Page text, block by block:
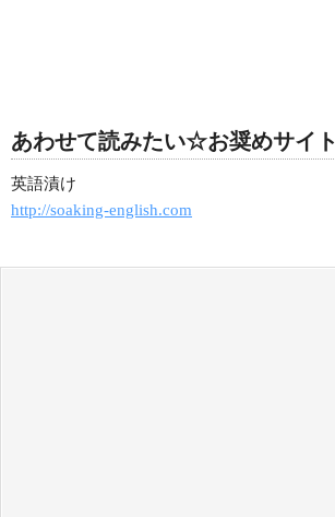
あわせて読みたい☆お奨めサイト
英語漬け
http://soaking-english.com